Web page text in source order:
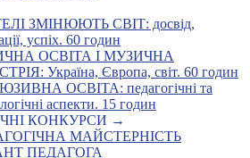
ЗМІНЮЮТЬ СВІТ: досвід,
успіх. 60 годин
ОСВІТА І МУЗИЧНА
Україна, Європа, світ. 60 годин
ОСВІТА: педагогічні та
аспекти. 15 годин
КОНКУРСИ →
МАЙСТЕРНІСТЬ
ПЕДАГОГА